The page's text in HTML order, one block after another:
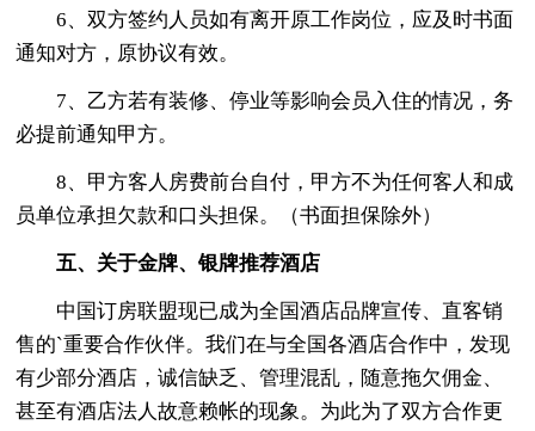
6、双方签约人员如有离开原工作岗位，应及时书面
通知对方，原协议有效。
7、乙方若有装修、停业等影响会员入住的情况，务
必提前通知甲方。
8、甲方客人房费前台自付，甲方不为任何客人和成
员单位承担欠款和口头担保。（书面担保除外）
五、关于金牌、银牌推荐酒店
中国订房联盟现已成为全国酒店品牌宣传、直客销
售的`重要合作伙伴。我们在与全国各酒店合作中，发现
有少部分酒店，诚信缺乏、管理混乱，随意拖欠佣金、
甚至有酒店法人故意赖帐的现象。为此为了双方合作更